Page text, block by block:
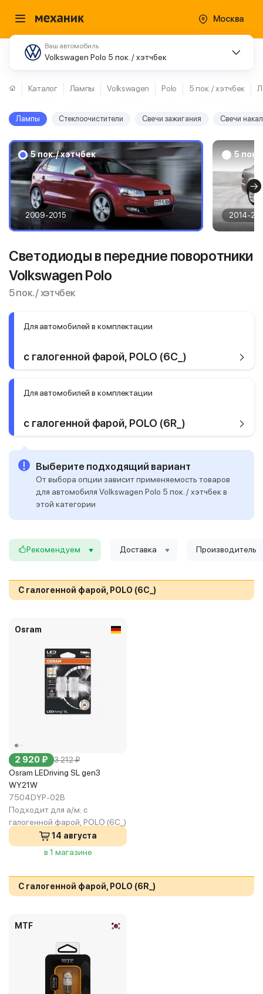
Москва
Ваш автомобиль
Volkswagen Polo 5 пок. / хэтчбек
Каталог Лампы Volkswagen Polo 5 пок. / хэтчбек
Лампы Стеклоочистители Свечи зажигания Свечи
5 пок. / хэтчбек
2009-2015
5 пок.
2014-
Светодиоды в передние поворотники
Volkswagen Polo
5 пок. / хэтчбек
Для автомобилей в комплектации
с галогенной фарой, POLO (6C_)
Для автомобилей в комплектации
с галогенной фарой, POLO (6R_)
Выберите подходящий вариант
От выбора опции зависит применяемость товаров
для автомобиля Volkswagen Polo 5 пок. / хэтчбек в
этой категории
Рекомендуем Доставка Производитель
С галогенной фарой, POLO (6C_)
Osram
2 920 ₽ 3 212 ₽
Osram LEDriving SL gen3
WY21W
7504DYP-02B
Подходит для а/м: с
галогенной фарой, POLO (6C_)
14 августа
в 1 магазине
С галогенной фарой, POLO (6R_)
MTF